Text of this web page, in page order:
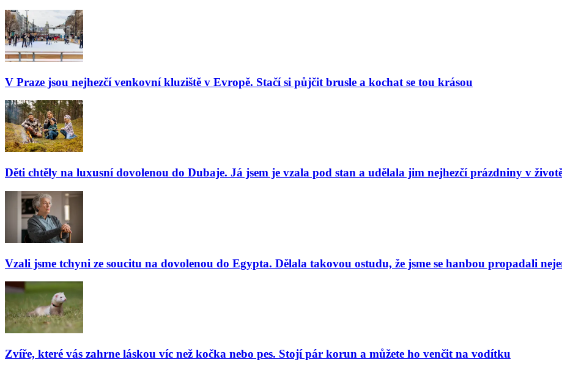
V Praze jsou nejhezčí venkovní kluziště v Evropě. Stačí si půjčit brusle a kochat se tou krásou
Děti chtěly na luxusní dovolenou do Dubaje. Já jsem je vzala pod stan a udělala jim nejhezčí prázdniny v
Vzali jsme tchyni ze soucitu na dovolenou do Egypta. Dělala takovou ostudu, že jsme se hanbou propadali
Zvíře, které vás zahrne láskou víc než kočka nebo pes. Stojí pár korun a můžete ho venčit na vodítku